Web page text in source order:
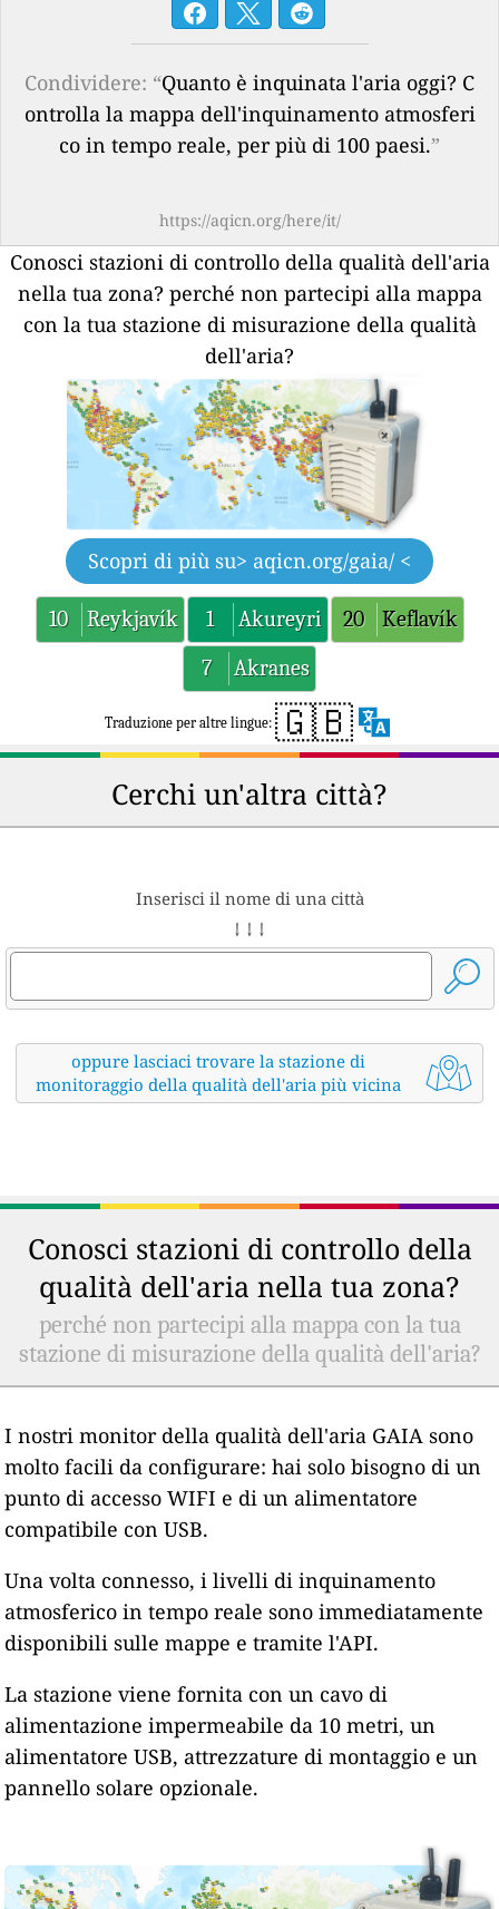
Condividere: “Quanto è inquinata l'aria oggi? C
ontrolla la mappa dell'inquinamento atmosferi
co in tempo reale, per più di 100 paesi.”
https://aqicn.org/here/it/
Conosci stazioni di controllo della qualità dell'aria
nella tua zona? perché non partecipi alla mappa
con la tua stazione di misurazione della qualità
dell'aria?
Scopri di più su> aqicn.org/gaia/ <
10 Reykjavík 1 Akureyri 20
Keflavík
7
Akranes
Traduzione per altre lingue: 🇬🇧
Cerchi un'altra città?
Inserisci il nome di una città
↓ ↓ ↓
oppure lasciaci trovare la stazione di
monitoraggio della qualità dell'aria più vicina
Conosci stazioni di controllo della
qualità dell'aria nella tua zona?
perché non partecipi alla mappa con la tua
stazione di misurazione della qualità dell'aria?
I nostri monitor della qualità dell'aria GAIA sono
molto facili da configurare: hai solo bisogno di un
punto di accesso WIFI e di un alimentatore
compatibile con USB.
Una volta connesso, i livelli di inquinamento
atmosferico in tempo reale sono immediatamente
disponibili sulle mappe e tramite l'API.
La stazione viene fornita con un cavo di
alimentazione impermeabile da 10 metri, un
alimentatore USB, attrezzature di montaggio e un
pannello solare opzionale.